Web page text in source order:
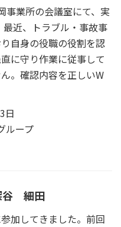
事業所の会議室にて、実
近、トラブル・事故事
自身の役職の役割を認
に守り作業に従事して
。確認内容を正しいW
日
ループ
谷 細田
加してきました。前回